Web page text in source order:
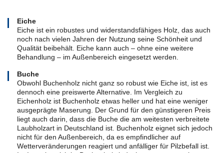
Eiche
Eiche ist ein robustes und widerstandsfähiges Holz, das auch
noch nach vielen Jahren der Nutzung seine Schönheit und
Qualität beibehält. Eiche kann auch – ohne eine weitere
Behandlung – im Außenbereich eingesetzt werden.
Buche
Obwohl Buchenholz nicht ganz so robust wie Eiche ist, ist es
dennoch eine preiswerte Alternative. Im Vergleich zu
Eichenholz ist Buchenholz etwas heller und hat eine weniger
ausgeprägte Maserung. Der Grund für den günstigeren Preis
liegt auch darin, dass die Buche die am weitesten verbreitete
Laubholzart in Deutschland ist. Buchenholz eignet sich jedoch
nicht für den Außenbereich, da es empfindlicher auf
Wetterveränderungen reagiert und anfälliger für Pilzbefall ist.